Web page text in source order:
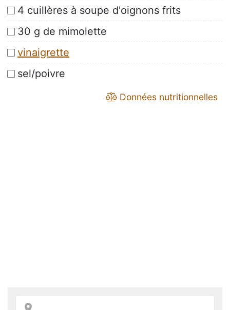
4 cuillères à soupe d'oignons frits
30 g de mimolette
vinaigrette
sel/poivre
Données nutritionnelles